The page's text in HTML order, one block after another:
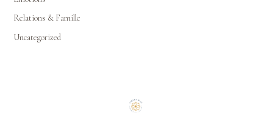
Relations & Famille
Uncategorized